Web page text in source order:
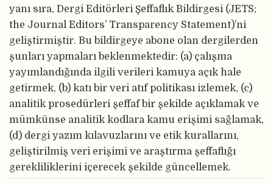
yanı sıra, Dergi Editörleri Şeffaflık Bildirgesi (JETS;
the Journal Editors’ Transparency Statement)’ni
geliştirmiştir. Bu bildirgeye abone olan dergilerden
şunları yapmaları beklenmektedir: (a) çalışma
yayımlandığında ilgili verileri kamuya açık hale
getirmek, (b) katı bir veri atıf politikası izlemek, (c)
analitik prosedürleri şeffaf bir şekilde açıklamak ve
mümkünse analitik kodlara kamu erişimi sağlamak,
(d) dergi yazım kılavuzlarını ve etik kurallarını,
geliştirilmiş veri erişimi ve araştırma şeffaflığı
gerekliliklerini içerecek şekilde güncellemek.